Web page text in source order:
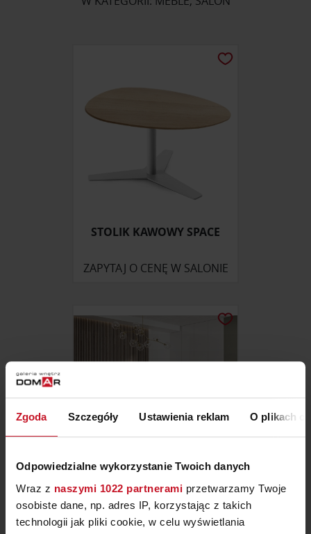
Zgoda Szczegóły Ustawienia reklam O plikach
Odpowiedzialne wykorzystanie Twoich danych
Wraz z naszymi 1022 partnerami przetwarzamy Twoje
osobiste dane, np. adres IP, korzystając z takich
technologii jak pliki cookie, w celu wyświetlania
STOLIK KAWOWY SPACE
ZAPYTAJ O CENĘ W SALONIE
ŁÓŻKO NAOMI PRESTIGE
ZAPYTAJ O CENĘ W SALONIE